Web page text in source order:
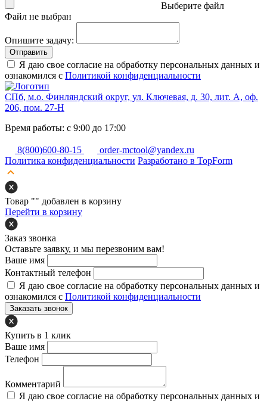
Выберите файл
Файл не выбран
Опишите задачу:
Отправить
Я даю свое согласие на обработку персональных данных и
ознакомился с Политикой конфиденциальности
СПб, м.о. Финляндский округ, ул. Ключевая, д. 30, лит. А, оф.
206, пом. 27-Н
Время работы: с 9:00 до 17:00
8(800)600-80-15
order-mctool@yandex.ru
Политика конфиденциальности Разработано в TopForm
Товар "" добавлен в корзину
Перейти в корзину
Заказ звонка
Оставьте заявку, и мы перезвоним вам!
Ваше имя
Контактный телефон
Я даю свое согласие на обработку персональных данных и
ознакомился с Политикой конфиденциальности
Заказать звонок
Купить в 1 клик
Ваше имя
Телефон
Комментарий
Я даю свое согласие на обработку персональных данных и